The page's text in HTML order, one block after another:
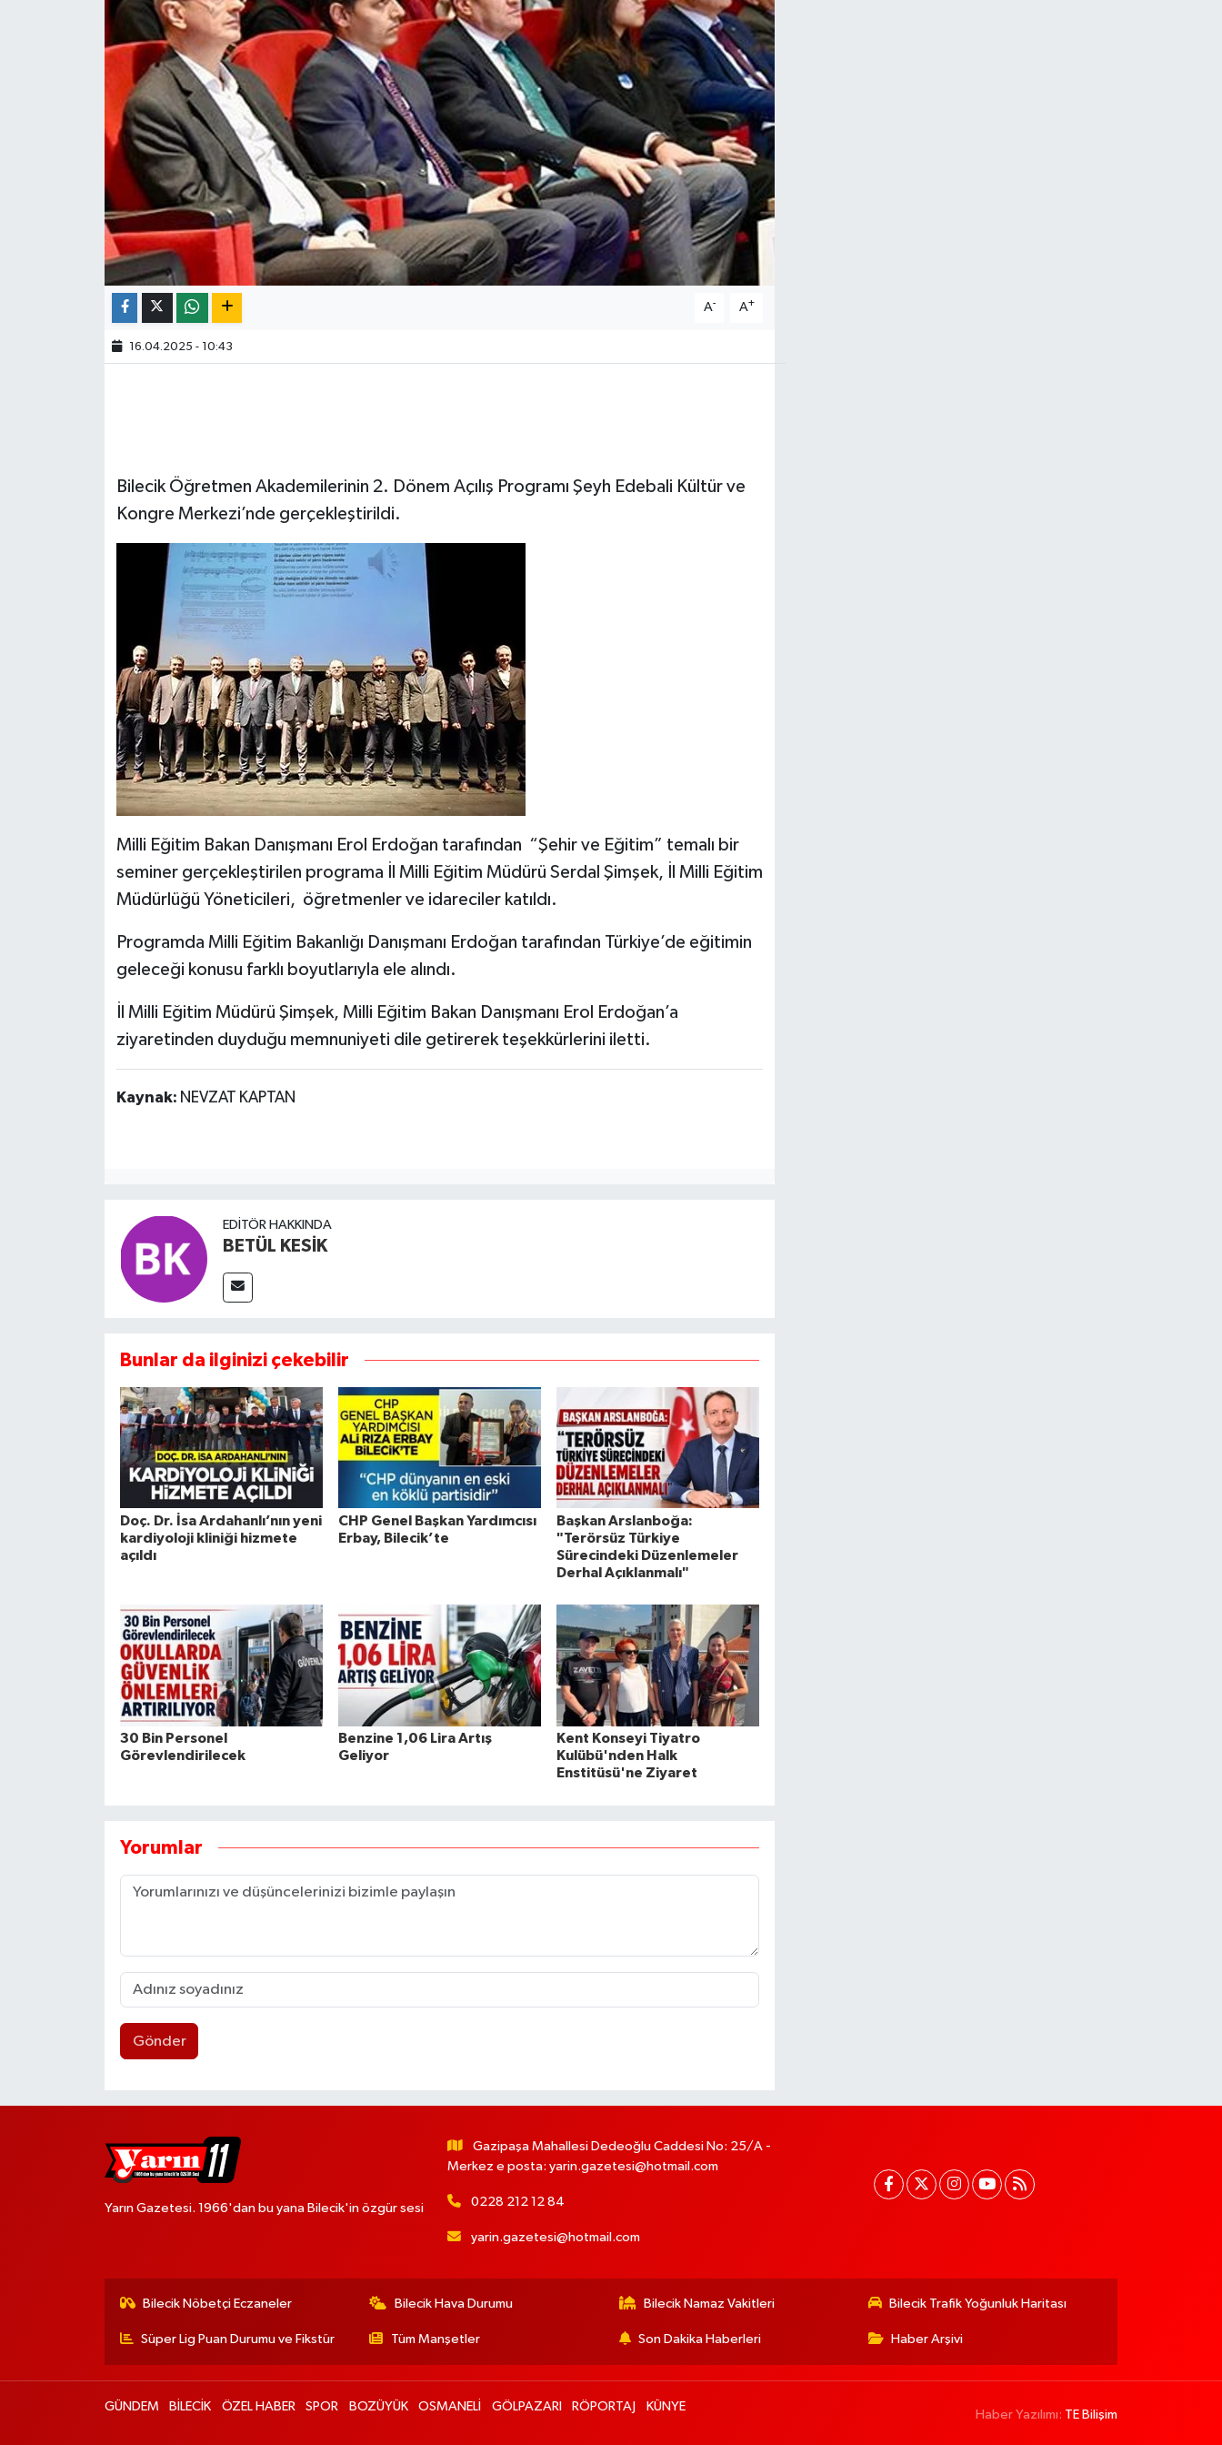
A- A+
16.04.2025 - 10:43
Bilecik Öğretmen Akademilerinin 2. Dönem Açılış Programı Şeyh Edebali Kültür ve
Kongre Merkezi’nde gerçekleştirildi.
Milli Eğitim Bakan Danışmanı Erol Erdoğan tarafından “Şehir ve Eğitim” temalı bir
seminer gerçekleştirilen programa İl Milli Eğitim Müdürü Serdal Şimşek, İl Milli Eğitim
Müdürlüğü Yöneticileri, öğretmenler ve idareciler katıldı.
Programda Milli Eğitim Bakanlığı Danışmanı Erdoğan tarafından Türkiye’de eğitimin
geleceği konusu farklı boyutlarıyla ele alındı.
İl Milli Eğitim Müdürü Şimşek, Milli Eğitim Bakan Danışmanı Erol Erdoğan’a
ziyaretinden duyduğu memnuniyeti dile getirerek teşekkürlerini iletti.
Kaynak: NEVZAT KAPTAN
EDITÖR HAKKINDA
BETÜL KESİK
Bunlar da ilginizi çekebilir
Doç. Dr. İsa Ardahanlı’nın yeni
kardiyoloji kliniği hizmete
açıldı
CHP Genel Başkan Yardımcısı
Erbay, Bilecik’te
Başkan Arslanboğa:
"Terörsüz Türkiye
Sürecindeki Düzenlemeler
Derhal Açıklanmalı"
30 Bin Personel
Görevlendirilecek
Benzine 1,06 Lira Artış
Geliyor
Kent Konseyi Tiyatro
Kulübü'nden Halk
Enstitüsü'ne Ziyaret
Yorumlar
Gönder
Yarın Gazetesi. 1966'dan bu yana Bilecik'in özgür sesi
Gazipaşa Mahallesi Dedeoğlu Caddesi No: 25/A -
Merkez e posta: yarin.gazetesi@hotmail.com
0228 212 12 84
yarin.gazetesi@hotmail.com
Bilecik Nöbetçi Eczaneler Bilecik Hava Durumu Bilecik Namaz Vakitleri Bilecik Trafik Yoğunluk Haritası
Süper Lig Puan Durumu ve Fikstür Tüm Manşetler Son Dakika Haberleri Haber Arşivi
GÜNDEM BİLECİK ÖZEL HABER SPOR BOZÜYÜK OSMANELİ GÖLPAZARI RÖPORTAJ KÜNYE
Haber Yazılımı: TE Bilişim